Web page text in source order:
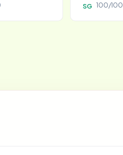
SG 100/100